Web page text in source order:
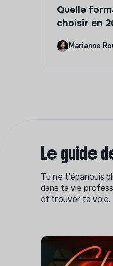
Quelle
choisir en
Marianne
Le guide
Tu ne t'épanouis
dans ta vie
et trouver ta voie.